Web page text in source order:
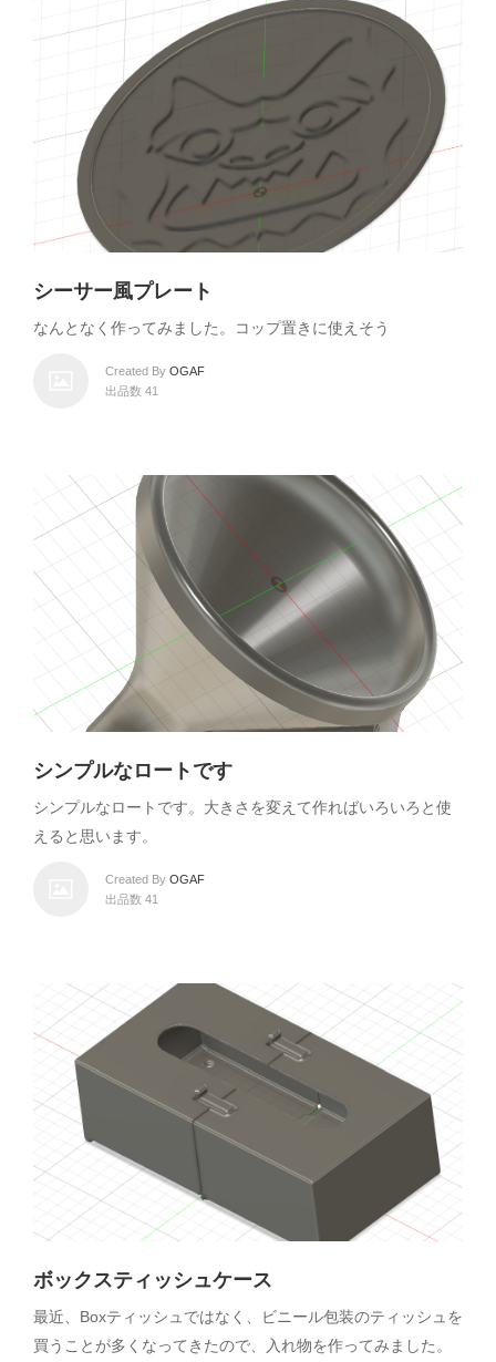
シーサー風プレート
なんとなく作ってみました。コップ置きに使えそう
Created By OGAF
出品数 41
シンプルなロートです
シンプルなロートです。大きさを変えて作ればいろいろと使
えると思います。
Created By OGAF
出品数 41
ボックスティッシュケース
最近、Boxティッシュではなく、ビニール包装のティッシュを
買うことが多くなってきたので、入れ物を作ってみました。